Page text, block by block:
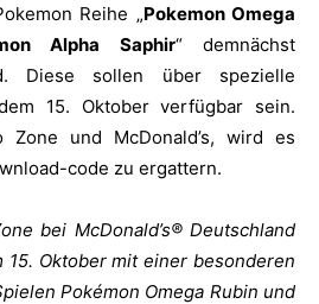
Reihe „Pokemon Omega
Alpha Saphir“ demnächst
Diese sollen über spezielle
15. Oktober verfügbar sein.
Zone und McDonald’s, wird es
code zu ergattern.
bei McDonald’s® Deutschland
15. Oktober mit einer besonderen
Pokémon Omega Rubin und